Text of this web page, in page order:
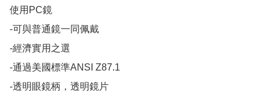
使用PC鏡
-可與普通鏡一同佩戴
-經濟實用之選
-通過美國標準ANSI Z87.1
-透明眼鏡柄，透明鏡片